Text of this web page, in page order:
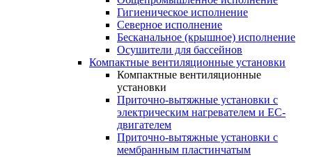
Гигиеническое исполнение
Северное исполнение
Бесканальное (крышное) исполнение
Осушители для бассейнов
Компактные вентиляционные установки
Компактные вентиляционные
установки
Приточно-вытяжные установки с
электрическим нагревателем и EC-
двигателем
Приточно-вытяжные установки с
мембранным пластинчатым